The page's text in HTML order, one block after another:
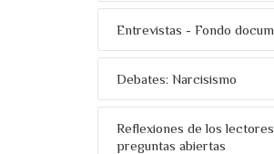
Entrevistas - Fondo
Debates: Narcisismo
Reflexiones de los
preguntas abiertas